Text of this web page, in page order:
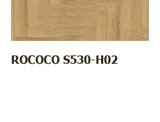
ROCOCO S530-H02